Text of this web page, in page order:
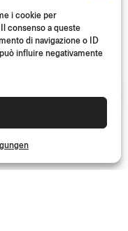
i cookie per
consenso a queste
di navigazione o ID
influire negativamente